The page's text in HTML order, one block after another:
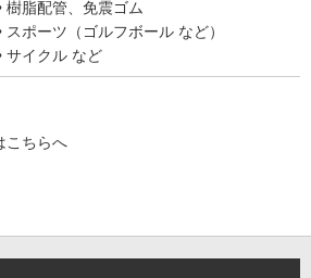
樹脂配管、免震ゴム
スポーツ（ゴルフボール など）
サイクル など
こちらへ